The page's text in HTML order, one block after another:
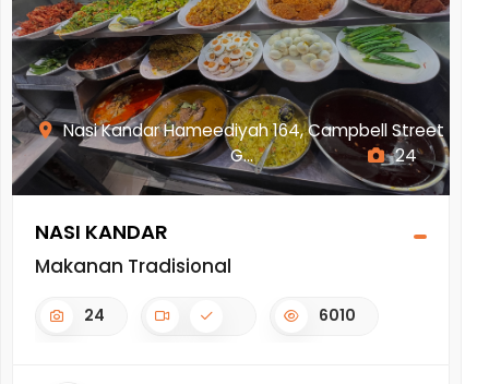
Nasi Kandar Hameediyah 164, Campbell Street
G...
24
NASI KANDAR
Makanan Tradisional
24 6010